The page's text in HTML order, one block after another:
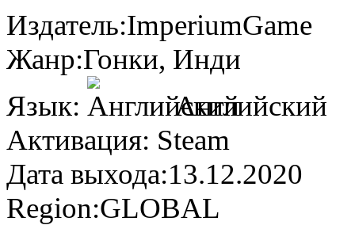
Издатель:ImperiumGame
Жанр:Гонки, Инди
Язык:
Английский
Активация: Steam
Дата выхода:13.12.2020
Region:GLOBAL